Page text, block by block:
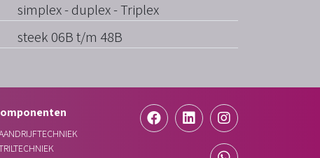
simplex - duplex - Triplex
steek 06B t/m 48B